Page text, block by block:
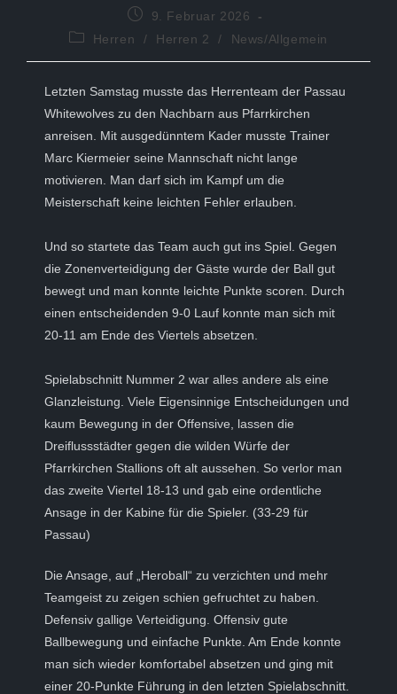
Beitrag9. Februar 2026
Beitrags-
Herren / Herren 2 / News/Allgemein
Letzten Samstag musste das Herrenteam der Passau
Whitewolves zu den Nachbarn aus Pfarrkirchen
anreisen. Mit ausgedünntem Kader musste Trainer
Marc Kiermeier seine Mannschaft nicht lange
motivieren. Man darf sich im Kampf um die
Meisterschaft keine leichten Fehler erlauben.
Und so startete das Team auch gut ins Spiel. Gegen
die Zonenverteidigung der Gäste wurde der Ball gut
bewegt und man konnte leichte Punkte scoren. Durch
einen entscheidenden 9-0 Lauf konnte man sich mit
20-11 am Ende des Viertels absetzen.
Spielabschnitt Nummer 2 war alles andere als eine
Glanzleistung. Viele Eigensinnige Entscheidungen und
kaum Bewegung in der Offensive, lassen die
Dreiflussstädter gegen die wilden Würfe der
Pfarrkirchen Stallions oft alt aussehen. So verlor man
das zweite Viertel 18-13 und gab eine ordentliche
Ansage in der Kabine für die Spieler. (33-29 für
Passau)
Die Ansage, auf „Heroball“ zu verzichten und mehr
Teamgeist zu zeigen schien gefruchtet zu haben.
Defensiv gallige Verteidigung. Offensiv gute
Ballbewegung und einfache Punkte. Am Ende konnte
man sich wieder komfortabel absetzen und ging mit
einer 20-Punkte Führung in den letzten Spielabschnitt.